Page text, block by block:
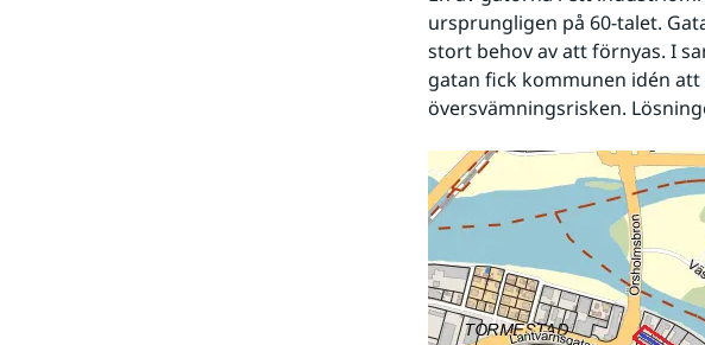
ursprungligen på 60-talet.
stort behov av att förnyas. I
gatan fick kommunen idén
översvämningsrisken.